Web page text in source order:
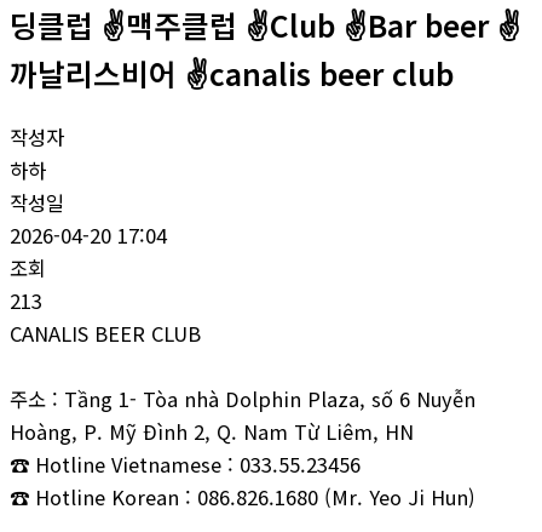
딩클럽 ✌맥주클럽 ✌Club ✌Bar beer ✌
까날리스비어 ✌canalis beer club
작성자
하하
작성일
2026-04-20 17:04
조회
213
CANALIS BEER CLUB
주소 : Tầng 1- Tòa nhà Dolphin Plaza, số 6 Nuyễn
Hoàng, P. Mỹ Đình 2, Q. Nam Từ Liêm, HN
☎ Hotline Vietnamese : 033.55.23456
☎ Hotline Korean : 086.826.1680 (Mr. Yeo Ji Hun)